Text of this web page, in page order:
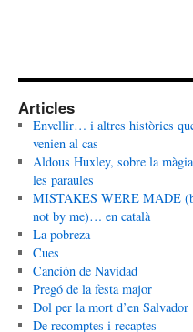
Articles
Envellir… i altres històries
venien al cas
Aldous Huxley, sobre la
les paraules
MISTAKES WERE MADE
not by me)… en català
La pobreza
Cues
Canción de Navidad
Pregó de la festa major
Dol per la mort d’en Salvador
De recomptes i recaptes